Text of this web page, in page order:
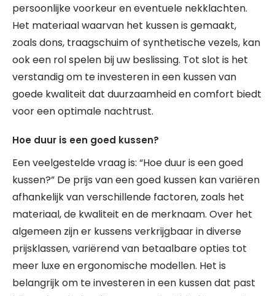
persoonlijke voorkeur en eventuele nekklachten.
Het materiaal waarvan het kussen is gemaakt,
zoals dons, traagschuim of synthetische vezels, kan
ook een rol spelen bij uw beslissing. Tot slot is het
verstandig om te investeren in een kussen van
goede kwaliteit dat duurzaamheid en comfort biedt
voor een optimale nachtrust.
Hoe duur is een goed kussen?
Een veelgestelde vraag is: “Hoe duur is een goed
kussen?” De prijs van een goed kussen kan variëren
afhankelijk van verschillende factoren, zoals het
materiaal, de kwaliteit en de merknaam. Over het
algemeen zijn er kussens verkrijgbaar in diverse
prijsklassen, variërend van betaalbare opties tot
meer luxe en ergonomische modellen. Het is
belangrijk om te investeren in een kussen dat past